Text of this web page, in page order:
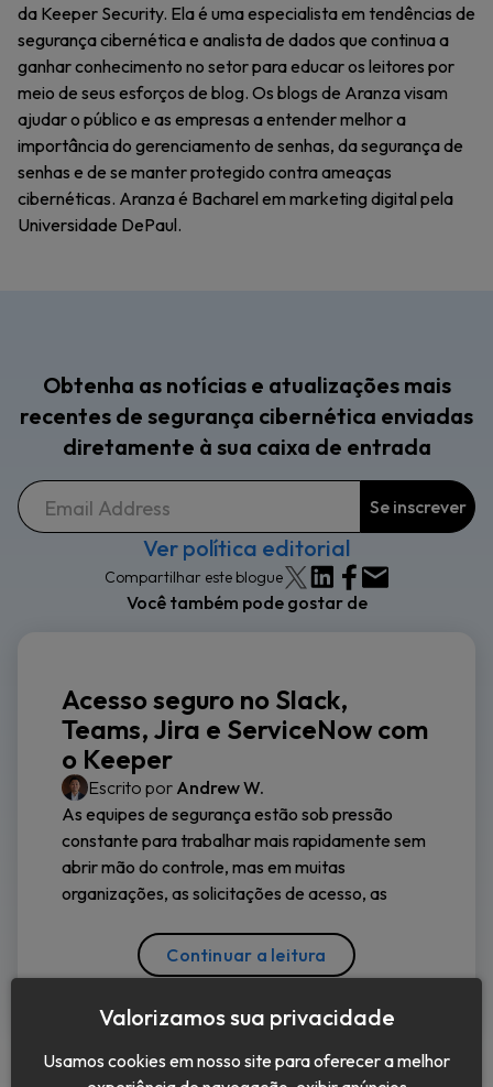
da Keeper Security. Ela é uma especialista em tendências de
segurança cibernética e analista de dados que continua a
ganhar conhecimento no setor para educar os leitores por
meio de seus esforços de blog. Os blogs de Aranza visam
ajudar o público e as empresas a entender melhor a
importância do gerenciamento de senhas, da segurança de
senhas e de se manter protegido contra ameaças
cibernéticas. Aranza é Bacharel em marketing digital pela
Universidade DePaul.
Obtenha as notícias e atualizações mais
recentes de segurança cibernética enviadas
diretamente à sua caixa de entrada
Ver política editorial
Compartilhar este blogue
Você também pode gostar de
Acesso seguro no Slack,
Teams, Jira e ServiceNow com
o Keeper
Escrito por Andrew W.
As equipes de segurança estão sob pressão
constante para trabalhar mais rapidamente sem
abrir mão do controle, mas em muitas
organizações, as solicitações de acesso, as
Continuar a leitura
Valorizamos sua privacidade
Usamos cookies em nosso site para oferecer a melhor